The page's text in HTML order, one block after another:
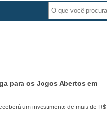
para os Jogos Abertos em
um investimento de mais de R$